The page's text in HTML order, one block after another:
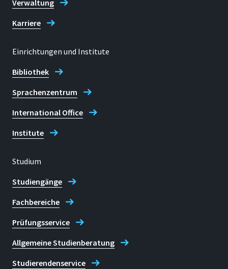
Prof. Dr. Paul R. Melcher
53757, Sankt Augustin
+49 2241 865 9652
Fax
+49 2241 865 8952
Dominik Pieper
Verwaltung
Karriere
Einrichtungen und Institute
Bibliothek
Sprachenzentrum
International Office
Institute
Studium
Studiengänge
Fachbereiche
Prüfungsservice
Allgemeine Studienberatung
Studierendenservice